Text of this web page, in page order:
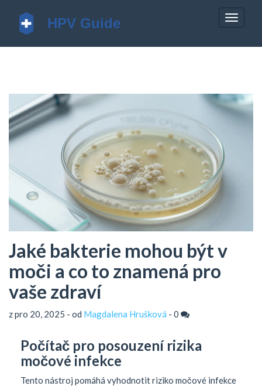
Jaké bakterie mohou být v
moči a co to znamená pro
vaše zdraví
z pro 20, 2025 - od Magdalena Hrušková - 0
Počítač pro posouzení rizika
močové infekce
Tento nástroj pomáhá vyhodnotit riziko močové infekce